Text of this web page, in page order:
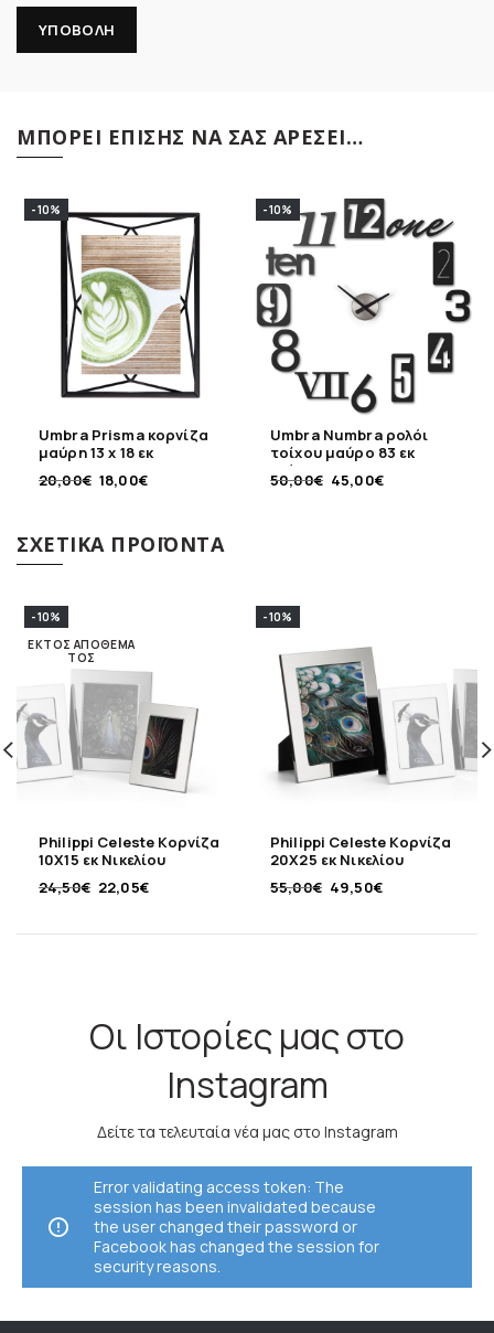
ΜΠΟΡΕΊ ΕΠΊΣΗΣ ΝΑ ΣΑΣ ΑΡΈΣΕΙ…
-10%
Umbra Prisma κορνίζα
μαύρη 13 x 18 εκ
20,00€ 18,00€
-10%
Umbra Numbra ρολόι
τοίχου μαύρο 83 εκ
διάμετρος
50,00€ 45,00€
ΣΧΕΤΙΚΆ ΠΡΟΪΌΝΤΑ
-10%
ΕΚΤΌΣ ΑΠΟΘΈΜΑ
ΤΟΣ
Philippi Celeste Κορνίζα
10Χ15 εκ Νικελίου
24,50€ 22,05€
-10%
Philippi Celeste Κορνίζα
20Χ25 εκ Νικελίου
55,00€ 49,50€
Οι Ιστορίες μας στο
Instagram
Δείτε τα τελευταία νέα μας στο Instagram
Error validating access token: The
session has been invalidated because
the user changed their password or
Facebook has changed the session for
security reasons.